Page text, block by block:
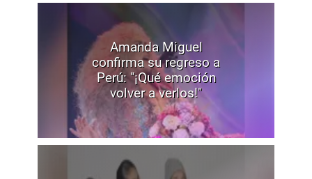
Amanda Miguel
confirma su regreso a
Perú: "¡Qué emoción
volver a verlos!"